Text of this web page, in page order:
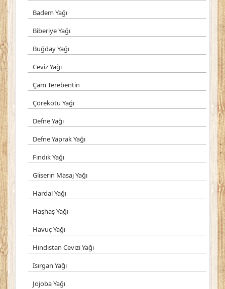
Badem Yağı
Biberiye Yağı
Buğday Yağı
Ceviz Yağı
Çam Terebentin
Çörekotu Yağı
Defne Yağı
Defne Yaprak Yağı
Fındık Yağı
Gliserin Masaj Yağı
Hardal Yağı
Haşhaş Yağı
Havuç Yağı
Hindistan Cevizi Yağı
Isırgan Yağı
Jojoba Yağı